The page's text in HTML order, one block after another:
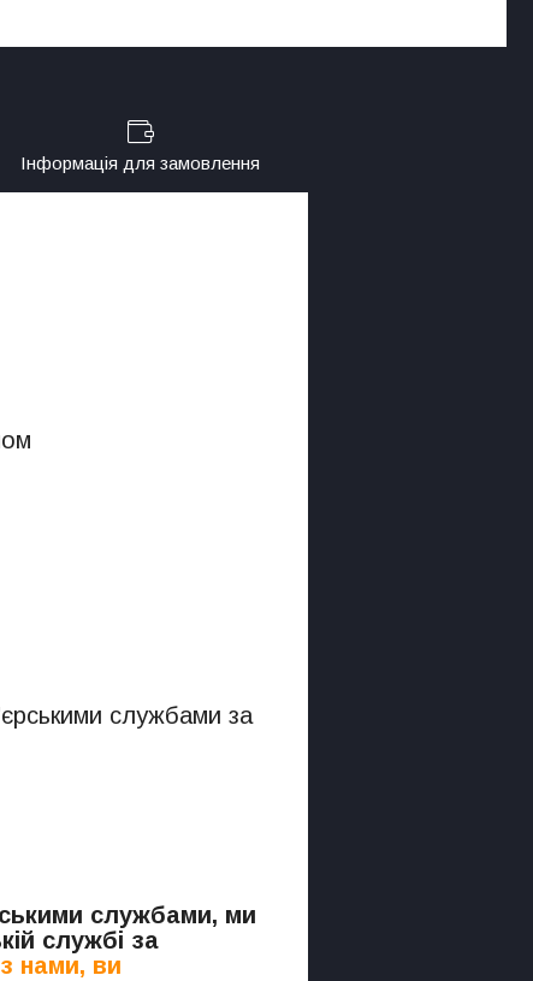
Інформація для замовлення
службами за
службами, ми
службі за
нами, ви